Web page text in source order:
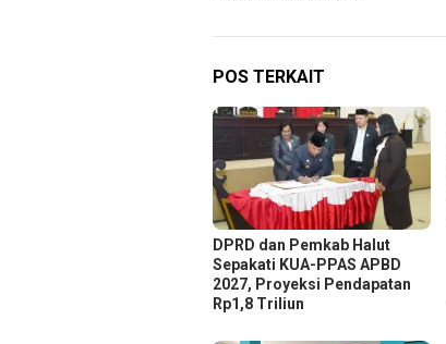
POS TERKAIT
DPRD dan Pemkab Halut
Sepakati KUA-PPAS APBD
2027, Proyeksi Pendapatan
Rp1,8 Triliun